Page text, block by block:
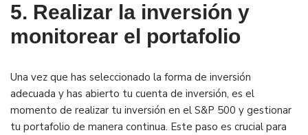
5. Realizar la inversión y
monitorear el portafolio
Una vez que has seleccionado la forma de inversión
adecuada y has abierto tu cuenta de inversión, es el
momento de realizar tu inversión en el S&P 500 y gestionar
tu portafolio de manera continua. Este paso es crucial para